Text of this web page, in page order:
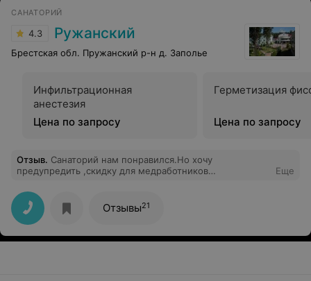
САНАТОРИЙ
4.3 Ружанский
Брестская обл. Пружанский р-н д. Заполье
Инфильтрационная
анестезия
Цена по запросу
Герметизация
Цена по запросу
Отзыв. Санаторий нам понравился.Но хочу
предупредить ,скидку для медработников
коллеги имейте ввиду!
Еще
Отзывы21